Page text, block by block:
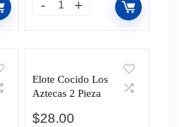
Elote Cocido Los
Aztecas 2 Pieza
$28.00